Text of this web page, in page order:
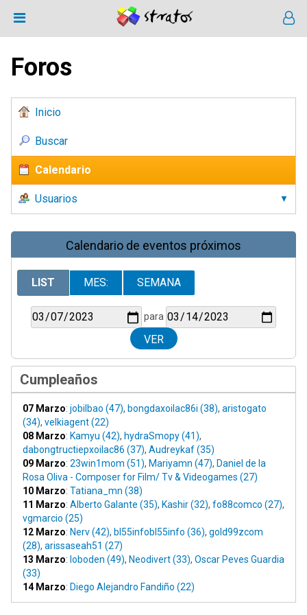
Foros
Inicio
Buscar
Calendario
Usuarios
Calendario de eventos próximos
LIST MES: SEMANA
para
Cumpleaños
07 Marzo: jobilbao (47), bongdaxoilac86i (38), aristogato
(34), velkiagent (22)
08 Marzo: Kamyu (42), hydraSmopy (41),
dabongtructiepxoilac86 (37), Audreykaf (35)
09 Marzo: 23win1mom (51), Mariyamn (47), Daniel de la
Rosa Oliva - Composer for Film/ Tv & Videogames (27)
10 Marzo: Tatiana_mn (38)
11 Marzo: Alberto Galante (35), Kashir (32), fo88comco (27),
vgmarcio (25)
12 Marzo: Nerv (42), bl55infobl55info (36), gold99zcom
(28), arissaseah51 (27)
13 Marzo: loboden (49), Neodivert (33), Oscar Peves Guardia
(33)
14 Marzo: Diego Alejandro Fandiño (22)